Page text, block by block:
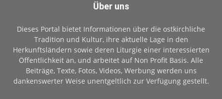
Über uns
Dieses Portal bietet Informationen über die ostkirchliche
Tradition und Kultur, ihre aktuelle Lage in den
Herkunftsländern sowie deren Liturgie einer interessierten
Öffentlichkeit an, und arbeitet auf Non Profit Basis. Alle
Beiträge, Texte, Fotos, Videos, Werbung werden uns
dankenswerter Weise unentgeltlich zur Verfügung gestellt.